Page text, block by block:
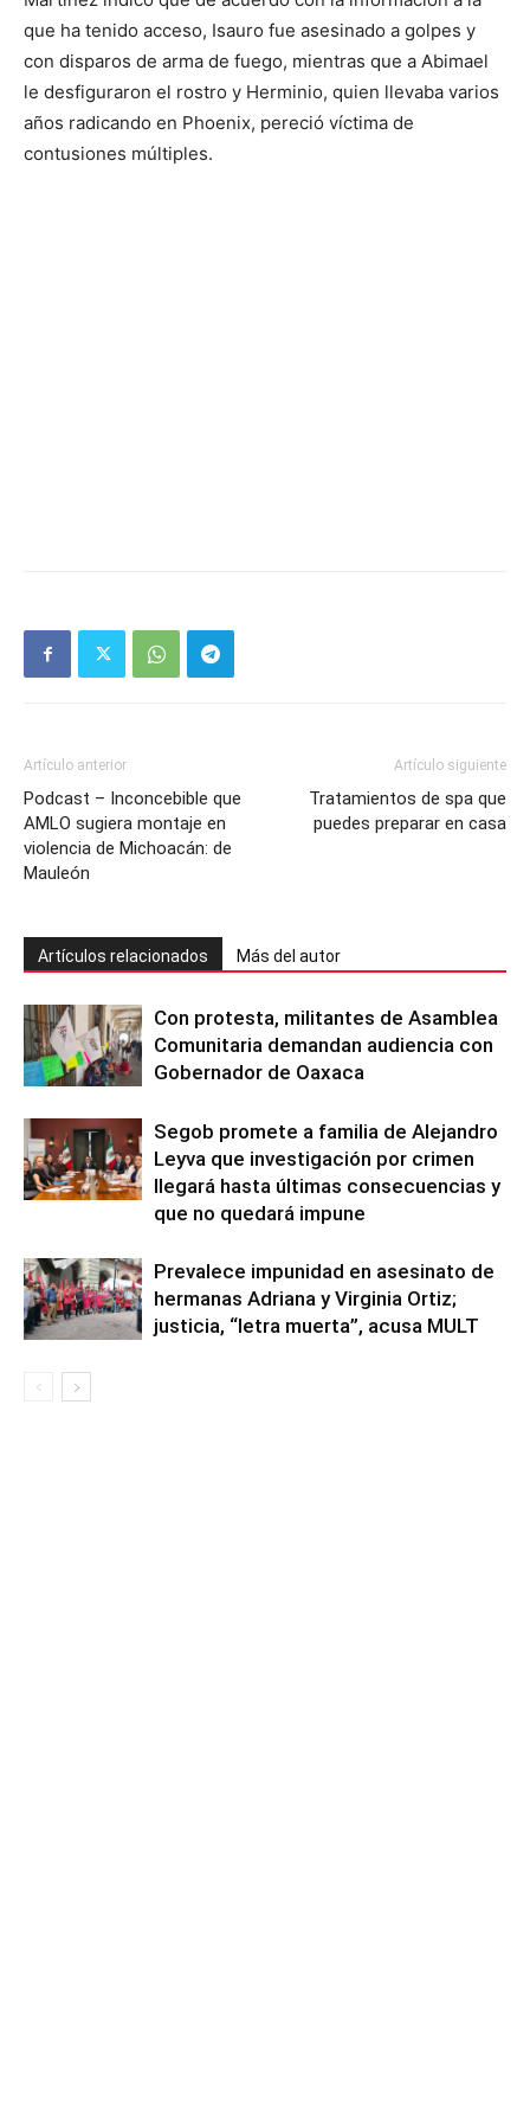
que ha tenido acceso, Isauro fue asesinado a golpes y
con disparos de arma de fuego, mientras que a Abimael
le desfiguraron el rostro y Herminio, quien llevaba varios
años radicando en Phoenix, pereció víctima de
contusiones múltiples.
Artículo anterior
Podcast – Inconcebible que
AMLO sugiera montaje en
violencia de Michoacán: de
Mauleón
Artículo siguiente
Tratamientos de spa que
puedes preparar en casa
Artículos relacionados Más del autor
Con protesta, militantes de Asamblea
Comunitaria demandan audiencia con
Gobernador de Oaxaca
Segob promete a familia de Alejandro
Leyva que investigación por crimen
llegará hasta últimas consecuencias y
que no quedará impune
Prevalece impunidad en asesinato de
hermanas Adriana y Virginia Ortiz;
justicia, “letra muerta”, acusa MULT